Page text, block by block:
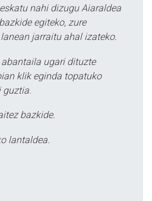
nahi dizugu Aiaraldea
egiteko, zure
jarraitu ahal izateko.
ugari dituzte
klik eginda topatuko
bazkide.
lantaldea.